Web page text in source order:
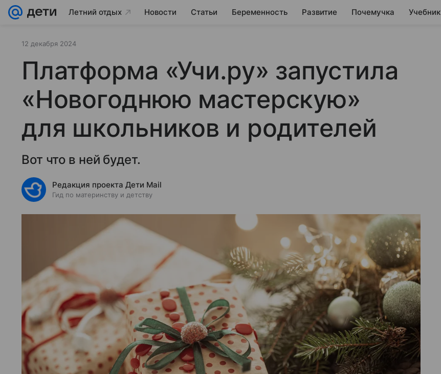
Летний отдых Новости Статьи Беременность Развитие Почемучка Учебник
12 декабря 2024
Платформа «Учи.ру» запустила
«Новогоднюю мастерскую»
для школьников и родителей
Вот что в ней будет.
Редакция проекта Дети Mail
Гид по материнству и детству